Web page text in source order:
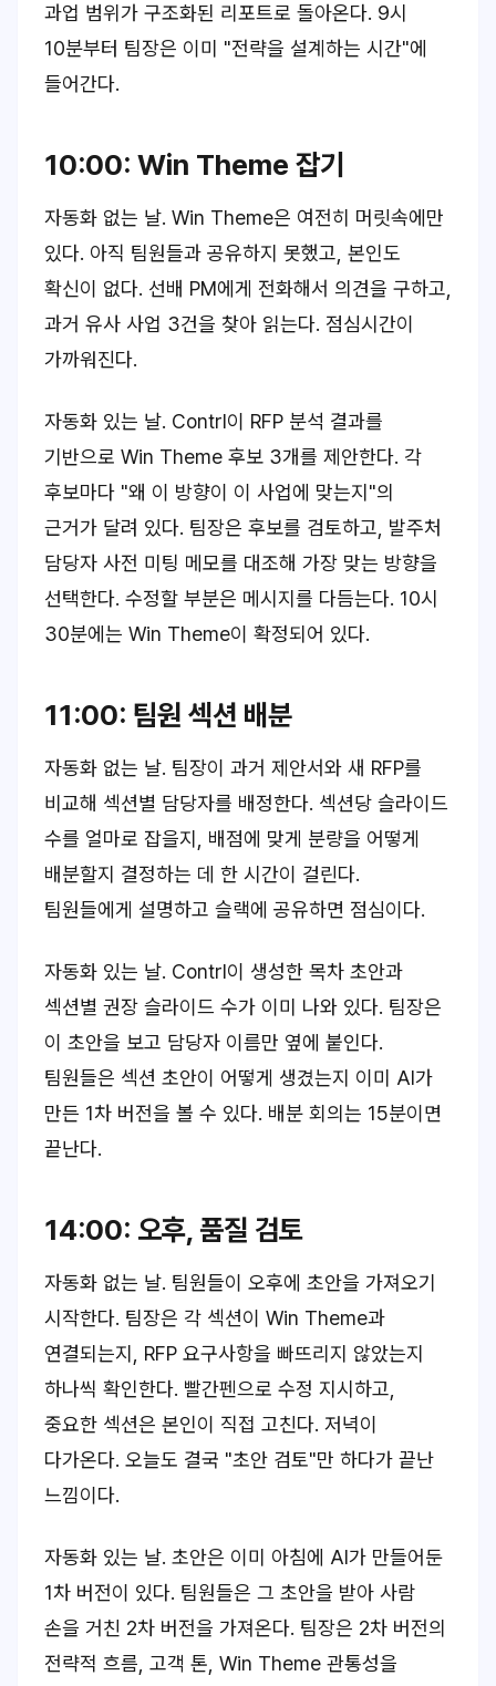
과업 범위가 구조화된 리포트로 돌아온다. 9시
10분부터 팀장은 이미 "전략을 설계하는 시간"에
들어간다.
10:00: Win Theme 잡기
자동화 없는 날. Win Theme은 여전히 머릿속에만
있다. 아직 팀원들과 공유하지 못했고, 본인도
확신이 없다. 선배 PM에게 전화해서 의견을 구하고,
과거 유사 사업 3건을 찾아 읽는다. 점심시간이
가까워진다.
자동화 있는 날. Contrl이 RFP 분석 결과를
기반으로 Win Theme 후보 3개를 제안한다. 각
후보마다 "왜 이 방향이 이 사업에 맞는지"의
근거가 달려 있다. 팀장은 후보를 검토하고, 발주처
담당자 사전 미팅 메모를 대조해 가장 맞는 방향을
선택한다. 수정할 부분은 메시지를 다듬는다. 10시
30분에는 Win Theme이 확정되어 있다.
11:00: 팀원 섹션 배분
자동화 없는 날. 팀장이 과거 제안서와 새 RFP를
비교해 섹션별 담당자를 배정한다. 섹션당 슬라이드
수를 얼마로 잡을지, 배점에 맞게 분량을 어떻게
배분할지 결정하는 데 한 시간이 걸린다.
팀원들에게 설명하고 슬랙에 공유하면 점심이다.
자동화 있는 날. Contrl이 생성한 목차 초안과
섹션별 권장 슬라이드 수가 이미 나와 있다. 팀장은
이 초안을 보고 담당자 이름만 옆에 붙인다.
팀원들은 섹션 초안이 어떻게 생겼는지 이미 AI가
만든 1차 버전을 볼 수 있다. 배분 회의는 15분이면
끝난다.
14:00: 오후, 품질 검토
자동화 없는 날. 팀원들이 오후에 초안을 가져오기
시작한다. 팀장은 각 섹션이 Win Theme과
연결되는지, RFP 요구사항을 빠뜨리지 않았는지
하나씩 확인한다. 빨간펜으로 수정 지시하고,
중요한 섹션은 본인이 직접 고친다. 저녁이
다가온다. 오늘도 결국 "초안 검토"만 하다가 끝난
느낌이다.
자동화 있는 날. 초안은 이미 아침에 AI가 만들어둔
1차 버전이 있다. 팀원들은 그 초안을 받아 사람
손을 거친 2차 버전을 가져온다. 팀장은 2차 버전의
전략적 흐름, 고객 톤, Win Theme 관통성을